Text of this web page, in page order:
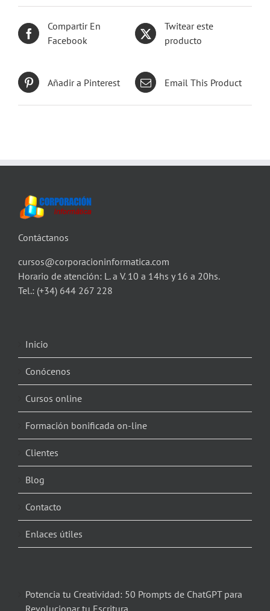
Compartir En
Facebook
Twitear este
producto
Añadir a Pinterest Email This Product
Contáctanos
cursos@corporacioninformatica.com
Horario de atención: L. a V. 10 a 14hs y 16 a 20hs.
Tel.: (+34) 644 267 228
Inicio
Conócenos
Cursos online
Formación bonificada on-line
Clientes
Blog
Contacto
Enlaces útiles
Potencia tu Creatividad: 50 Prompts de ChatGPT para